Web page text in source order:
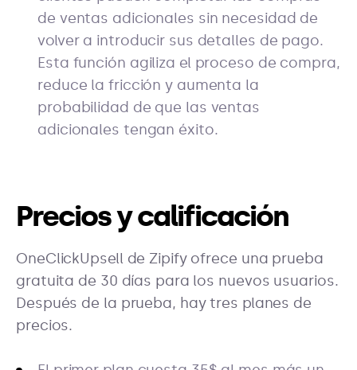
de ventas adicionales sin necesidad de
volver a introducir sus detalles de pago.
Esta función agiliza el proceso de compra,
reduce la fricción y aumenta la
probabilidad de que las ventas
adicionales tengan éxito.
Precios y calificación
OneClickUpsell de Zipify ofrece una prueba
gratuita de 30 días para los nuevos usuarios.
Después de la prueba, hay tres planes de
precios.